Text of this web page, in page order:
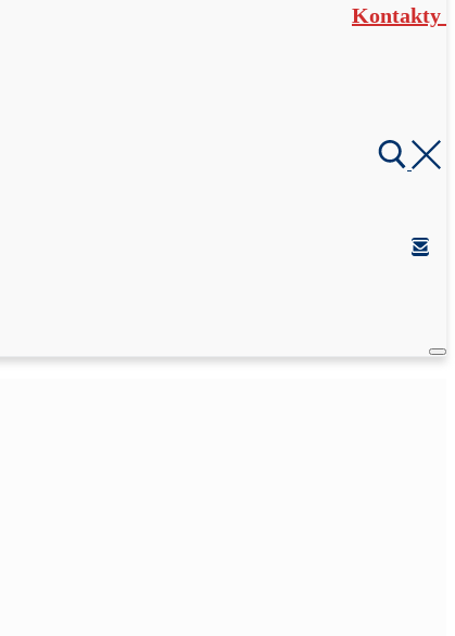
Kontakty